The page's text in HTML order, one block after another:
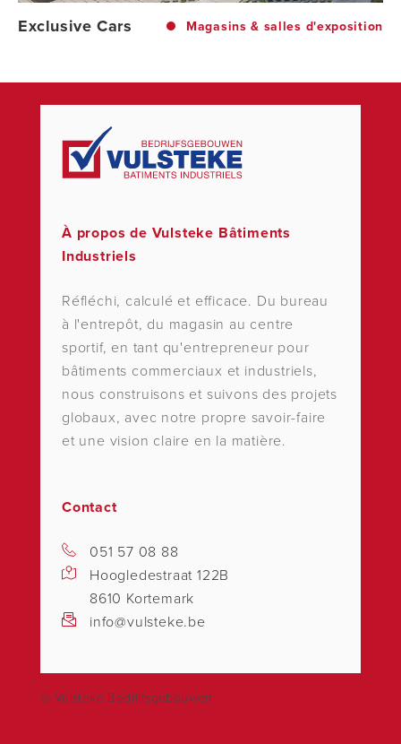
Exclusive Cars Magasins & salles d'exposition
À propos de Vulsteke Bâtiments
Industriels
Réfléchi, calculé et efficace. Du bureau
à l'entrepôt, du magasin au centre
sportif, en tant qu'entrepreneur pour
bâtiments commerciaux et industriels,
nous construisons et suivons des projets
globaux, avec notre propre savoir-faire
et une vision claire en la matière.
Contact
051 57 08 88
Hoogledestraat 122B
8610 Kortemark
info@vulsteke.be
© Vulsteke Bedrijfsgebouwen